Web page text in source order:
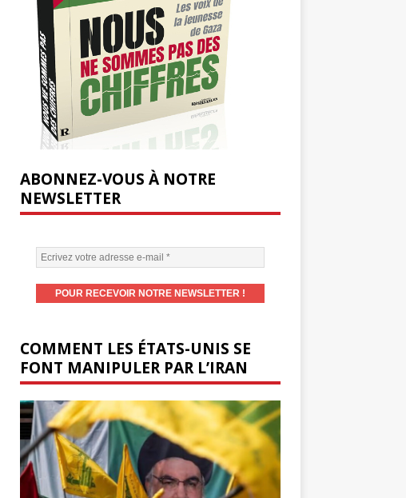
ABONNEZ-VOUS À NOTRE
NEWSLETTER
COMMENT LES ÉTATS-UNIS SE
FONT MANIPULER PAR L’IRAN